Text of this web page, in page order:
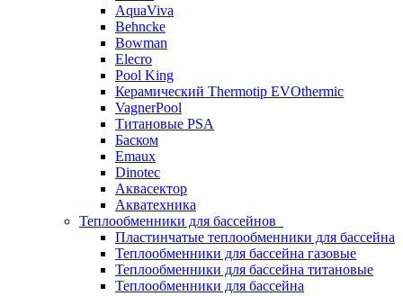
AquaViva
Behncke
Bowman
Elecro
Pool King
Керамический Thermotip EVOthermic
VagnerPool
Титановые PSA
Баском
Emaux
Dinotec
Аквасектор
Акватехника
Теплообменники для бассейнов
Пластинчатые теплообменники для бассейна
Теплообменники для бассейна газовые
Теплообменники для бассейна титановые
Теплообменники для бассейна